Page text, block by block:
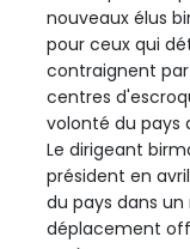
nouveaux élus
pour ceux qui
contraignent
centres
volonté du pays
Le dirigeant
président en
du pays dans un
déplacement